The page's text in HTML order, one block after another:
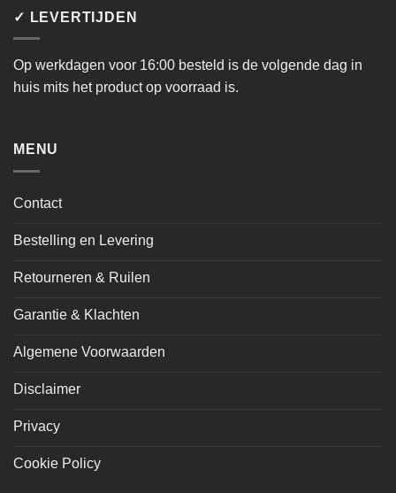
✓ LEVERTIJDEN
Op werkdagen voor 16:00 besteld is de volgende dag in
huis mits het product op voorraad is.
MENU
Contact
Bestelling en Levering
Retourneren & Ruilen
Garantie & Klachten
Algemene Voorwaarden
Disclaimer
Privacy
Cookie Policy